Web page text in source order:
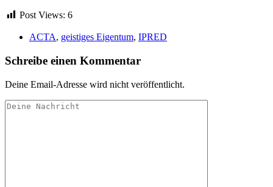
Post Views: 6
ACTA, geistiges Eigentum, IPRED
Schreibe einen Kommentar
Deine Email-Adresse wird nicht veröffentlicht.